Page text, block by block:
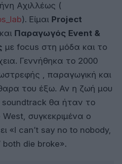
Αχιλλέως (
). Είμαι Project
και Παραγωγός Event &
με focus στη μόδα και το
. Γεννήθηκα το 2000
, παραγωγική και
του έξω. Αν η ζωή μου
soundtrack θα ήταν το
συγκεκριμένα ο
«I can’t say no to nobody,
both die broke».